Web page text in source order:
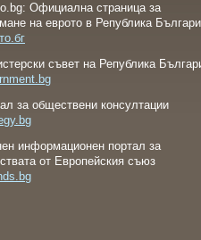
Официална страница за
на еврото в Република
съвет на Република
за обществени консултации
информационен портал за
от Европейския съюз